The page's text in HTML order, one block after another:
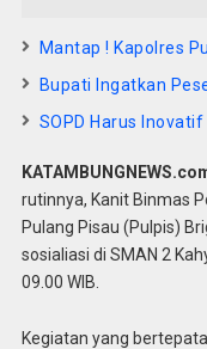
Mantap ! Kapolres
Bupati Ingatkan
SOPD Harus
rutinnya, Kanit Binmas
Pulang Pisau (Pulpis)
sosialiasi di SMAN 2
09.00 WIB.
Kegiatan yang